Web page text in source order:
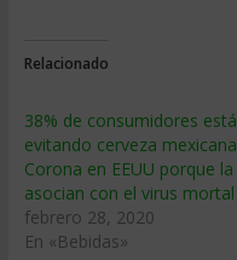
Relacionado
38% de consumidores está
evitando cerveza mexicana
Corona en EEUU porque la
asocian con el virus mortal
febrero 28, 2020
En «Bebidas»